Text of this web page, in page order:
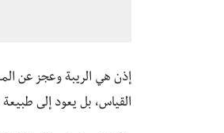
إذن هي الريبة وعجز عن
القياس، بل يعود إلى